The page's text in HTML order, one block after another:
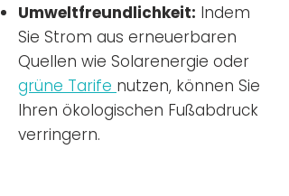
Umweltfreundlichkeit: Indem
Sie Strom aus erneuerbaren
Quellen wie Solarenergie oder
grüne Tarife nutzen, können Sie
Ihren ökologischen Fußabdruck
verringern.